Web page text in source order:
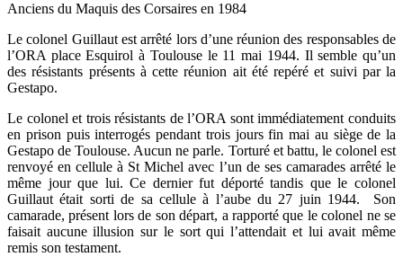
Anciens du Maquis des Corsaires en 1984
Le colonel Guillaut est arrêté lors d’une réunion des responsables de
l’ORA place Esquirol à Toulouse le 11 mai 1944. Il semble qu’un
des résistants présents à cette réunion ait été repéré et suivi par la
Gestapo.
Le colonel et trois résistants de l’ORA sont immédiatement conduits
en prison puis interrogés pendant trois jours fin mai au siège de la
Gestapo de Toulouse. Aucun ne parle. Torturé et battu, le colonel est
renvoyé en cellule à St Michel avec l’un de ses camarades arrêté le
même jour que lui. Ce dernier fut déporté tandis que le colonel
Guillaut était sorti de sa cellule à l’aube du 27 juin 1944. Son
camarade, présent lors de son départ, a rapporté que le colonel ne se
faisait aucune illusion sur le sort qui l’attendait et lui avait même
remis son testament.